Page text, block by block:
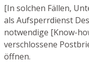
[In solchen Fällen,
als Aufsperrdienst
notwendige [Know-
verschlossene
öffnen.